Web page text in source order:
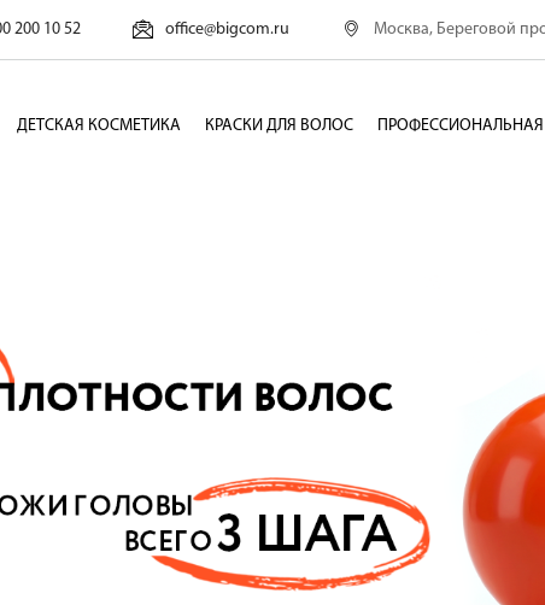
200 10 52 office@bigcom.ru Москва, Береговой
ДЕТСКАЯ КОСМЕТИКА КРАСКИ ДЛЯ ВОЛОС